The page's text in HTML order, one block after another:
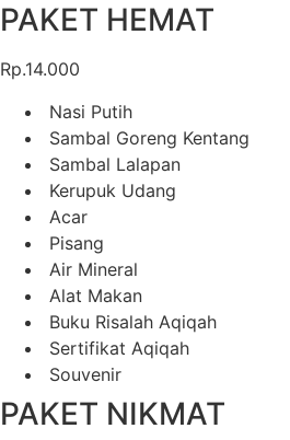
PAKET HEMAT
Rp.14.000
Nasi Putih
Sambal Goreng Kentang
Sambal Lalapan
Kerupuk Udang
Acar
Pisang
Air Mineral
Alat Makan
Buku Risalah Aqiqah
Sertifikat Aqiqah
Souvenir
PAKET NIKMAT